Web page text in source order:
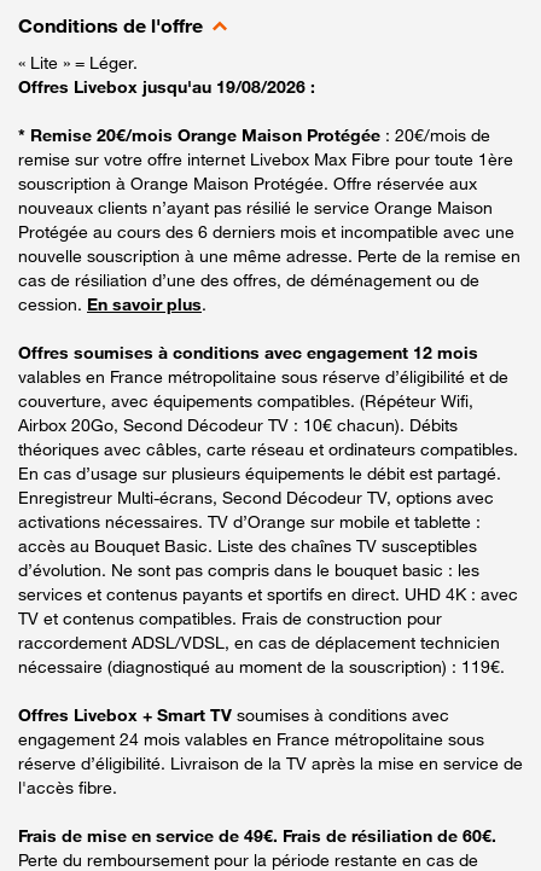
Conditions de l'offre
« Lite » = Léger.
Offres Livebox jusqu'au 19/08/2026 :
* Remise 20€/mois Orange Maison Protégée : 20€/mois de
remise sur votre offre internet Livebox Max Fibre pour toute 1ère
souscription à Orange Maison Protégée. Offre réservée aux
nouveaux clients n’ayant pas résilié le service Orange Maison
Protégée au cours des 6 derniers mois et incompatible avec une
nouvelle souscription à une même adresse. Perte de la remise en
cas de résiliation d’une des offres, de déménagement ou de
cession. En savoir plus.
Offres soumises à conditions avec engagement 12 mois
valables en France métropolitaine sous réserve d’éligibilité et de
couverture, avec équipements compatibles. (Répéteur Wifi,
Airbox 20Go, Second Décodeur TV : 10€ chacun). Débits
théoriques avec câbles, carte réseau et ordinateurs compatibles.
En cas d’usage sur plusieurs équipements le débit est partagé.
Enregistreur Multi-écrans, Second Décodeur TV, options avec
activations nécessaires. TV d’Orange sur mobile et tablette :
accès au Bouquet Basic. Liste des chaînes TV susceptibles
d’évolution. Ne sont pas compris dans le bouquet basic : les
services et contenus payants et sportifs en direct. UHD 4K : avec
TV et contenus compatibles. Frais de construction pour
raccordement ADSL/VDSL, en cas de déplacement technicien
nécessaire (diagnostiqué au moment de la souscription) : 119€.
Offres Livebox + Smart TV soumises à conditions avec
engagement 24 mois valables en France métropolitaine sous
réserve d’éligibilité. Livraison de la TV après la mise en service de
l'accès fibre.
Frais de mise en service de 49€. Frais de résiliation de 60€.
Perte du remboursement pour la période restante en cas de